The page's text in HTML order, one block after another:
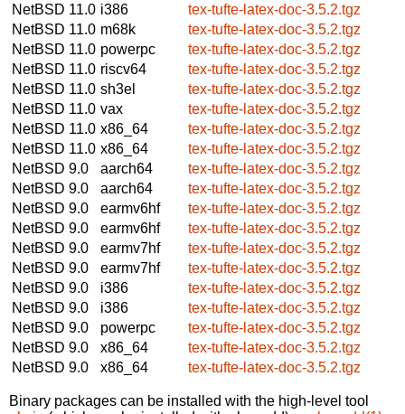
NetBSD 11.0 i386
tex-tufte-latex-doc-3.5.2.tgz
NetBSD 11.0 m68k
tex-tufte-latex-doc-3.5.2.tgz
NetBSD 11.0 powerpc
tex-tufte-latex-doc-3.5.2.tgz
NetBSD 11.0 riscv64
tex-tufte-latex-doc-3.5.2.tgz
NetBSD 11.0 sh3el
tex-tufte-latex-doc-3.5.2.tgz
NetBSD 11.0 vax
tex-tufte-latex-doc-3.5.2.tgz
NetBSD 11.0 x86_64
tex-tufte-latex-doc-3.5.2.tgz
NetBSD 11.0 x86_64
tex-tufte-latex-doc-3.5.2.tgz
NetBSD 9.0
aarch64
tex-tufte-latex-doc-3.5.2.tgz
NetBSD 9.0
aarch64
tex-tufte-latex-doc-3.5.2.tgz
NetBSD 9.0
earmv6hf
tex-tufte-latex-doc-3.5.2.tgz
NetBSD 9.0
earmv6hf
tex-tufte-latex-doc-3.5.2.tgz
NetBSD 9.0
earmv7hf
tex-tufte-latex-doc-3.5.2.tgz
NetBSD 9.0
earmv7hf
tex-tufte-latex-doc-3.5.2.tgz
NetBSD 9.0
i386
tex-tufte-latex-doc-3.5.2.tgz
NetBSD 9.0
i386
tex-tufte-latex-doc-3.5.2.tgz
NetBSD 9.0
powerpc
tex-tufte-latex-doc-3.5.2.tgz
NetBSD 9.0
x86_64
tex-tufte-latex-doc-3.5.2.tgz
NetBSD 9.0
x86_64 tex-tufte-latex-doc-3.5.2.tgz
Binary packages can be installed with the high-level tool